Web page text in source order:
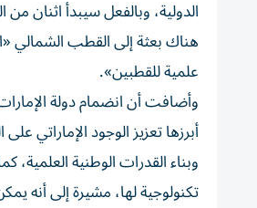
علمية للقطبين».
وأضافت أن انضمام دولة
أبرزها تعزيز الوجود الإماراتي
وبناء القدرات الوطنية العلمية،
تكنولوجية لها، مشيرة إلى أنه